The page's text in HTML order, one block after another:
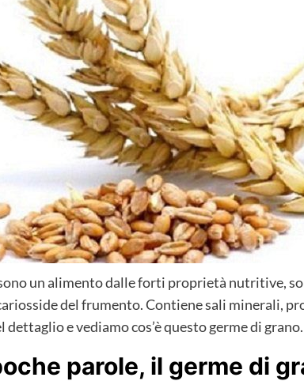
un alimento dalle forti proprietà nutritive,
del frumento. Contiene sali minerali,
e vediamo cos’è questo germe di grano.
parole, il germe di